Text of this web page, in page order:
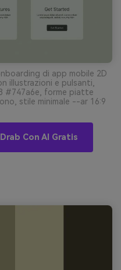
di app mobile 2D
illustrazioni e pulsanti,
#747a6e, forme piatte
stile minimale --ar 16:9
Con AI Gratis